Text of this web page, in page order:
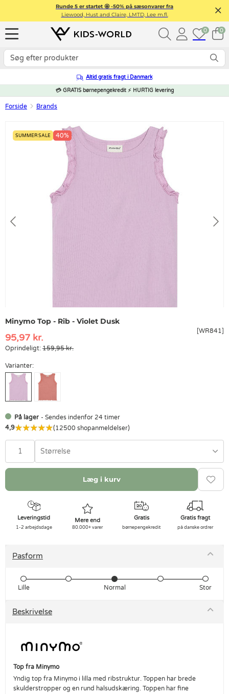
Runde 5 er startet 🤩 -50% på sæsonvarer fra
Liewood, Hust and Claire, LMTD, Lee m.fl.
0 0
Altid gratis fragt i Danmark
💳 GRATIS børnepengekredit ⚡ HURTIG levering
Forside Brands
SUMMER SALE 40%
Minymo Top - Rib - Violet Dusk
[WR841]
95,97 kr.
Oprindeligt: 159,95 kr.
Varianter:
På lager - Sendes indenfor 24 timer
4,9
(12500 shopanmeldelser)
Størrelse
Læg i kurv
Leveringstid
1-2 arbejdsdage
Mere end
80.000+ varer
Gratis
børnepengekredit
Gratis fragt
på danske ordrer
Pasform
Lille Normal Stor
Beskrivelse
Top fra Minymo
Yndig top fra Minymo i lilla med ribstruktur. Toppen har brede
skulderstropper og en rund halsudskæring. Toppen har fine